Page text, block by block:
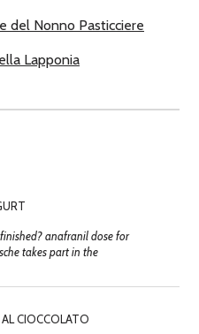
del Nonno Pasticciere
Lapponia
anafranil dose for
takes part in the
CIOCCOLATO